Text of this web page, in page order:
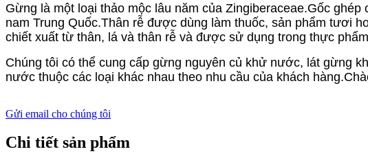
Gừng là một loại thảo mộc lâu năm của Zingiberaceae.Gốc
nam Trung Quốc.Thân rễ được dùng làm thuốc, sản phẩm tươi
chiết xuất từ ​​thân, lá và thân rễ và được sử dụng trong thực
Chúng tôi có thể cung cấp gừng nguyên củ khử nước, lát gừng
nước thuộc các loại khác nhau theo nhu cầu của khách
Gửi email cho chúng tôi
Chi tiết sản phẩm